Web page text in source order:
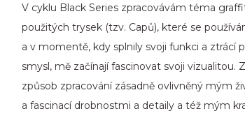
V cyklu Black Series zpracovávám téma
použitých trysek (tzv. Capů), které se
a v momentě, kdy splnily svoji funkci a ztrácí
smysl, mě začínají fascinovat svoji vizualitou.
způsob zpracování zásadně ovlivněný mým
a fascinací drobnostmi a detaily a též mým